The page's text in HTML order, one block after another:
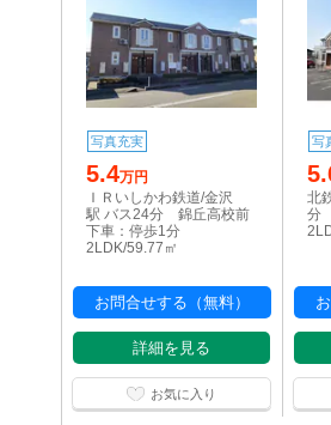
写真充実
5.4万円
ＩＲいしかわ鉄道/金沢
駅 バス24分 錦丘高校前
下車：停歩1分
2LDK/59.77㎡
お問合せする（無料）
詳細を見る
お気に入り
写
北
分